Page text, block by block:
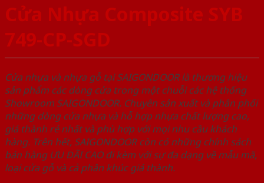
Cửa Nhựa Composite SYB
749-CP-SGD
Cửa nhựa và nhựa gỗ tại SAIGONDOOR là thương hiệu
sản phẩm các dòng cửa trong một chuỗi các hệ thống
Showroom SAIGONDOOR. Chuyên sản xuất và phân phối
những dòng cửa nhựa và hỗ hợp nhựa chất lượng cao,
giá thành rẻ nhất và phù hợp với mọi nhu cầu khách
hàng. Trên hết, SAIGONDOOR còn có những chính sách
bán hàng ƯU ĐÃI CAO đi kèm với sự đa dạng về mẫu mã,
loại cửa gỗ và cả phân khúc giá thành.